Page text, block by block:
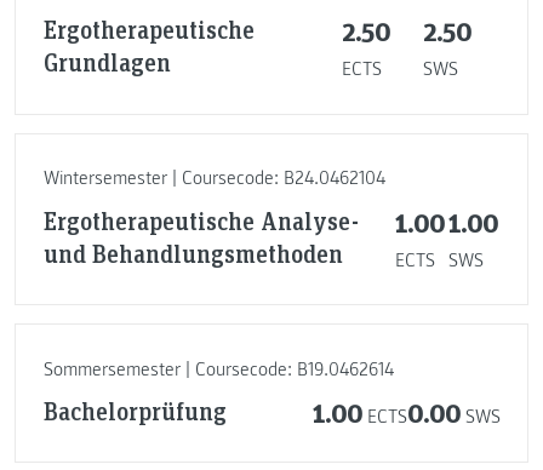
Ergotherapeutische
Grundlagen
2.50
ECTS
2.50
SWS
Wintersemester | Coursecode: B24.0462104
Ergotherapeutische Analyse-
und Behandlungsmethoden
1.00
ECTS
1.00
SWS
Sommersemester | Coursecode: B19.0462614
Bachelorprüfung 1.00 ECTS0.00 SWS